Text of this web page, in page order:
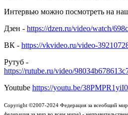
Интервью можно посмотреть на
Дзен - https://dzen.ru/video/watch/
ВК - https://vkvideo.ru/video-
Рутуб -
https://rutube.ru/video/
Youtube https://youtu.be/38PMPR1yiI0
Copyright ©2007-2024 Федерация за всеобщий